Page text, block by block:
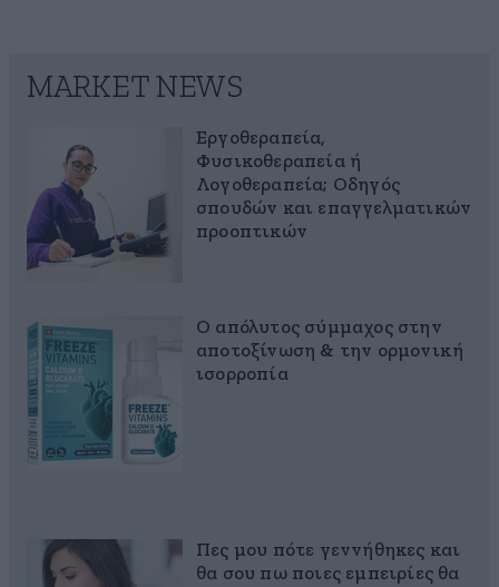
MARKET NEWS
Εργοθεραπεία,
Φυσικοθεραπεία ή
Λογοθεραπεία; Οδηγός
σπουδών και επαγγελματικών
προοπτικών
Ο απόλυτος σύμμαχος στην
αποτοξίνωση & την ορμονική
ισορροπία
Πες μου πότε γεννήθηκες και
θα σου πω ποιες εμπειρίες θα